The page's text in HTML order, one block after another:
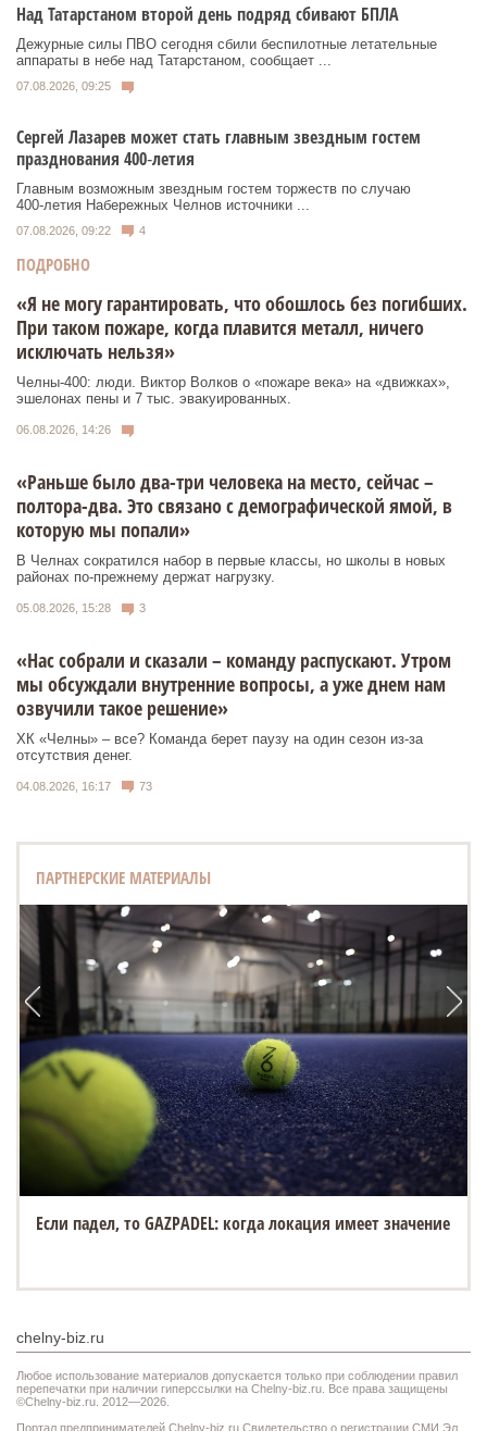
Над Татарстаном второй день подряд сбивают БПЛА
Дежурные силы ПВО сегодня сбили беспилотные летательные
аппараты в небе над Татарстаном, сообщает ...
07.08.2026, 09:25
Сергей Лазарев может стать главным звездным гостем
празднования 400‑летия
Главным возможным звездным гостем торжеств по случаю
400‑летия Набережных Челнов источники ...
07.08.2026, 09:22 4
ПОДРОБНО
«Я не могу гарантировать, что обошлось без погибших.
При таком пожаре, когда плавится металл, ничего
исключать нельзя»
Челны-400: люди. Виктор Волков о «пожаре века» на «движках»,
эшелонах пены и 7 тыс. эвакуированных.
06.08.2026, 14:26
«Раньше было два-три человека на место, сейчас –
полтора-два. Это связано с демографической ямой, в
которую мы попали»
В Челнах сократился набор в первые классы, но школы в новых
районах по-прежнему держат нагрузку.
05.08.2026, 15:28 3
«Нас собрали и сказали – команду распускают. Утром
мы обсуждали внутренние вопросы, а уже днем нам
озвучили такое решение»
ХК «Челны» – все? Команда берет паузу на один сезон из-за
отсутствия денег.
04.08.2026, 16:17 73
ПАРТНЕРСКИЕ МАТЕРИАЛЫ
Если падел, то GAZPADEL: когда локация имеет значение
chelny-biz.ru
Любое использование материалов допускается только при соблюдении правил
перепечатки при наличии гиперссылки на Chelny-biz.ru. Все права защищены
©Chelny-biz.ru. 2012—2026.
Портал предпринимателей Chelny-biz.ru Свидетельство о регистрации СМИ Эл